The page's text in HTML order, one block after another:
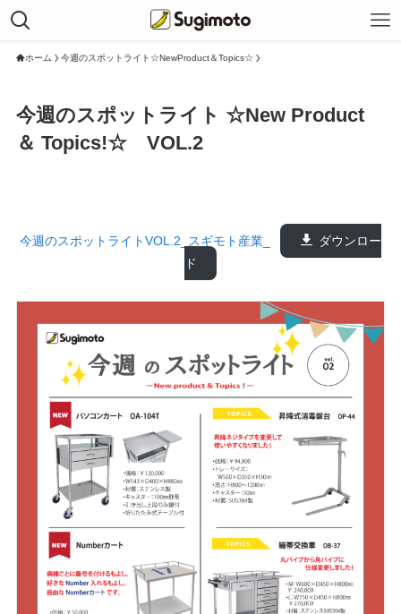
ホーム 今週のスポットライト☆NewProduct＆Topics☆
今週のスポットライト ☆New Product
＆ Topics!☆ VOL.2
今週のスポットライトVOL.2_スギモト産業_
ダウンロー
ド